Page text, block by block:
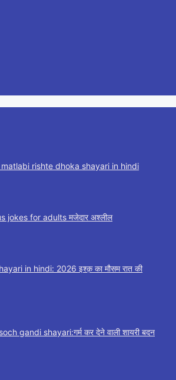
matlabi rishte dhoka shayari in hindi
jokes for adults मजेदार अश्लील
in hindi: 2026 इश्क़ का मौसम रात की
gandi shayari:गर्म कर देने वाली शायरी बदन